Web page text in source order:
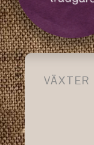
VÄXTER